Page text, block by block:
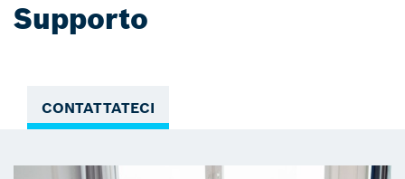
Supporto
CONTATTATECI